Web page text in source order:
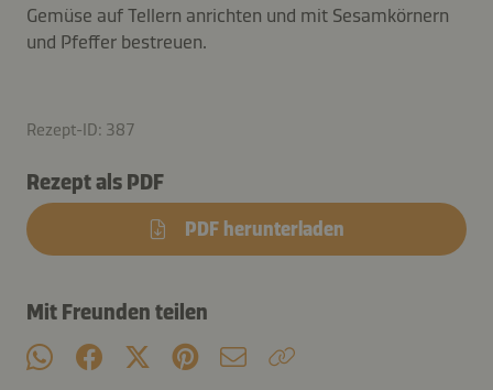
Gemüse auf Tellern anrichten und mit Sesamkörnern
und Pfeffer bestreuen.
Rezept-ID: 387
Rezept als PDF
PDF herunterladen
Mit Freunden teilen